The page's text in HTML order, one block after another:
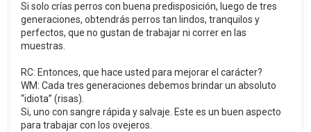
Si solo crías perros con buena predisposición, luego de tres
generaciones, obtendrás perros tan lindos, tranquilos y
perfectos, que no gustan de trabajar ni correr en las
muestras.
RC: Entonces, que hace usted para mejorar el carácter?
WM: Cada tres generaciones debemos brindar un absoluto
“idiota” (risas).
Si, uno con sangre rápida y salvaje. Este es un buen aspecto
para trabajar con los ovejeros.